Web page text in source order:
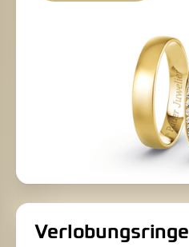
Verlobungsringe